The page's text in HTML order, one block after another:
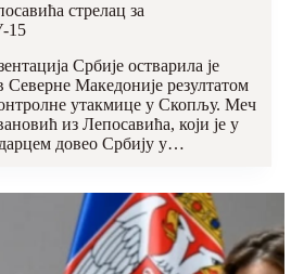
стрелац за
15
Србије остварила је
Македоније резултатом
утакмице у Скопљу. Меч
из Лепосавића, који је у
довео Србију у…